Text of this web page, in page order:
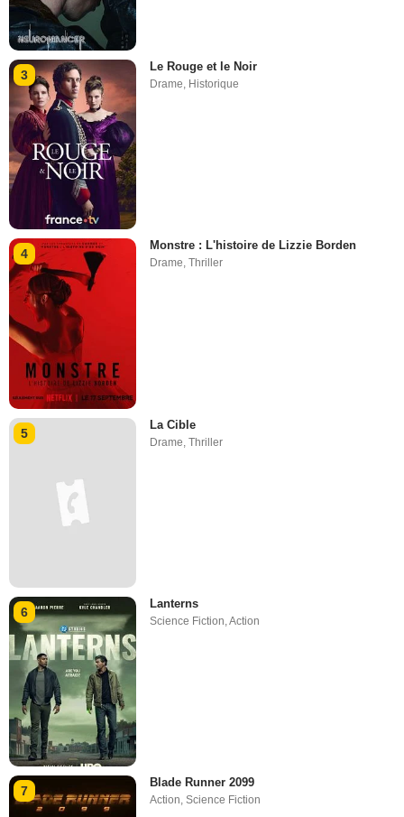
3
Le Rouge et le Noir
Drame, Historique
4
Monstre : L'histoire de Lizzie Borden
Drame,Thriller
5
La Cible
Drame ,Thriller
6
Lanterns
Science Fiction,Action
7
Blade Runner 2099
Action,Science Fiction